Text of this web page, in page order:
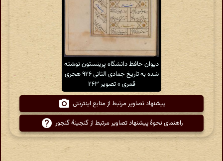
دیوان حافظ دانشگاه پرینستون نوشته
شده به تاریخ جمادی الثانی ۹۲۶ هجری
قمری » تصویر ۲۶۳
پیشنهاد تصاویر مرتبط از منابع اینترنتی
راهنمای نحوهٔ پیشنهاد تصاویر مرتبط از گنجینهٔ گنجور